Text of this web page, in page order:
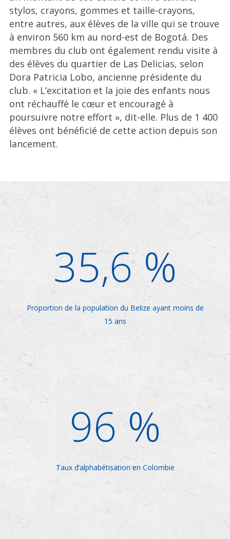
stylos, crayons, gommes et taille-crayons,
entre autres, aux élèves de la ville qui se trouve
à environ 560 km au nord-est de Bogotá. Des
membres du club ont également rendu visite à
des élèves du quartier de Las Delicias, selon
Dora Patricia Lobo, ancienne présidente du
club. « L’excitation et la joie des enfants nous
ont réchauffé le cœur et encouragé à
poursuivre notre effort », dit-elle. Plus de 1 400
élèves ont bénéficié de cette action depuis son
lancement.
35,6 %
Proportion de la population du Belize ayant moins de
15 ans
96%
Taux d’alphabétisation en Colombie